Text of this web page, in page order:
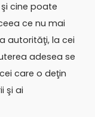
cine poate
ce nu mai
autorităţi, la cei
adesea se
care o deţin
şi ai